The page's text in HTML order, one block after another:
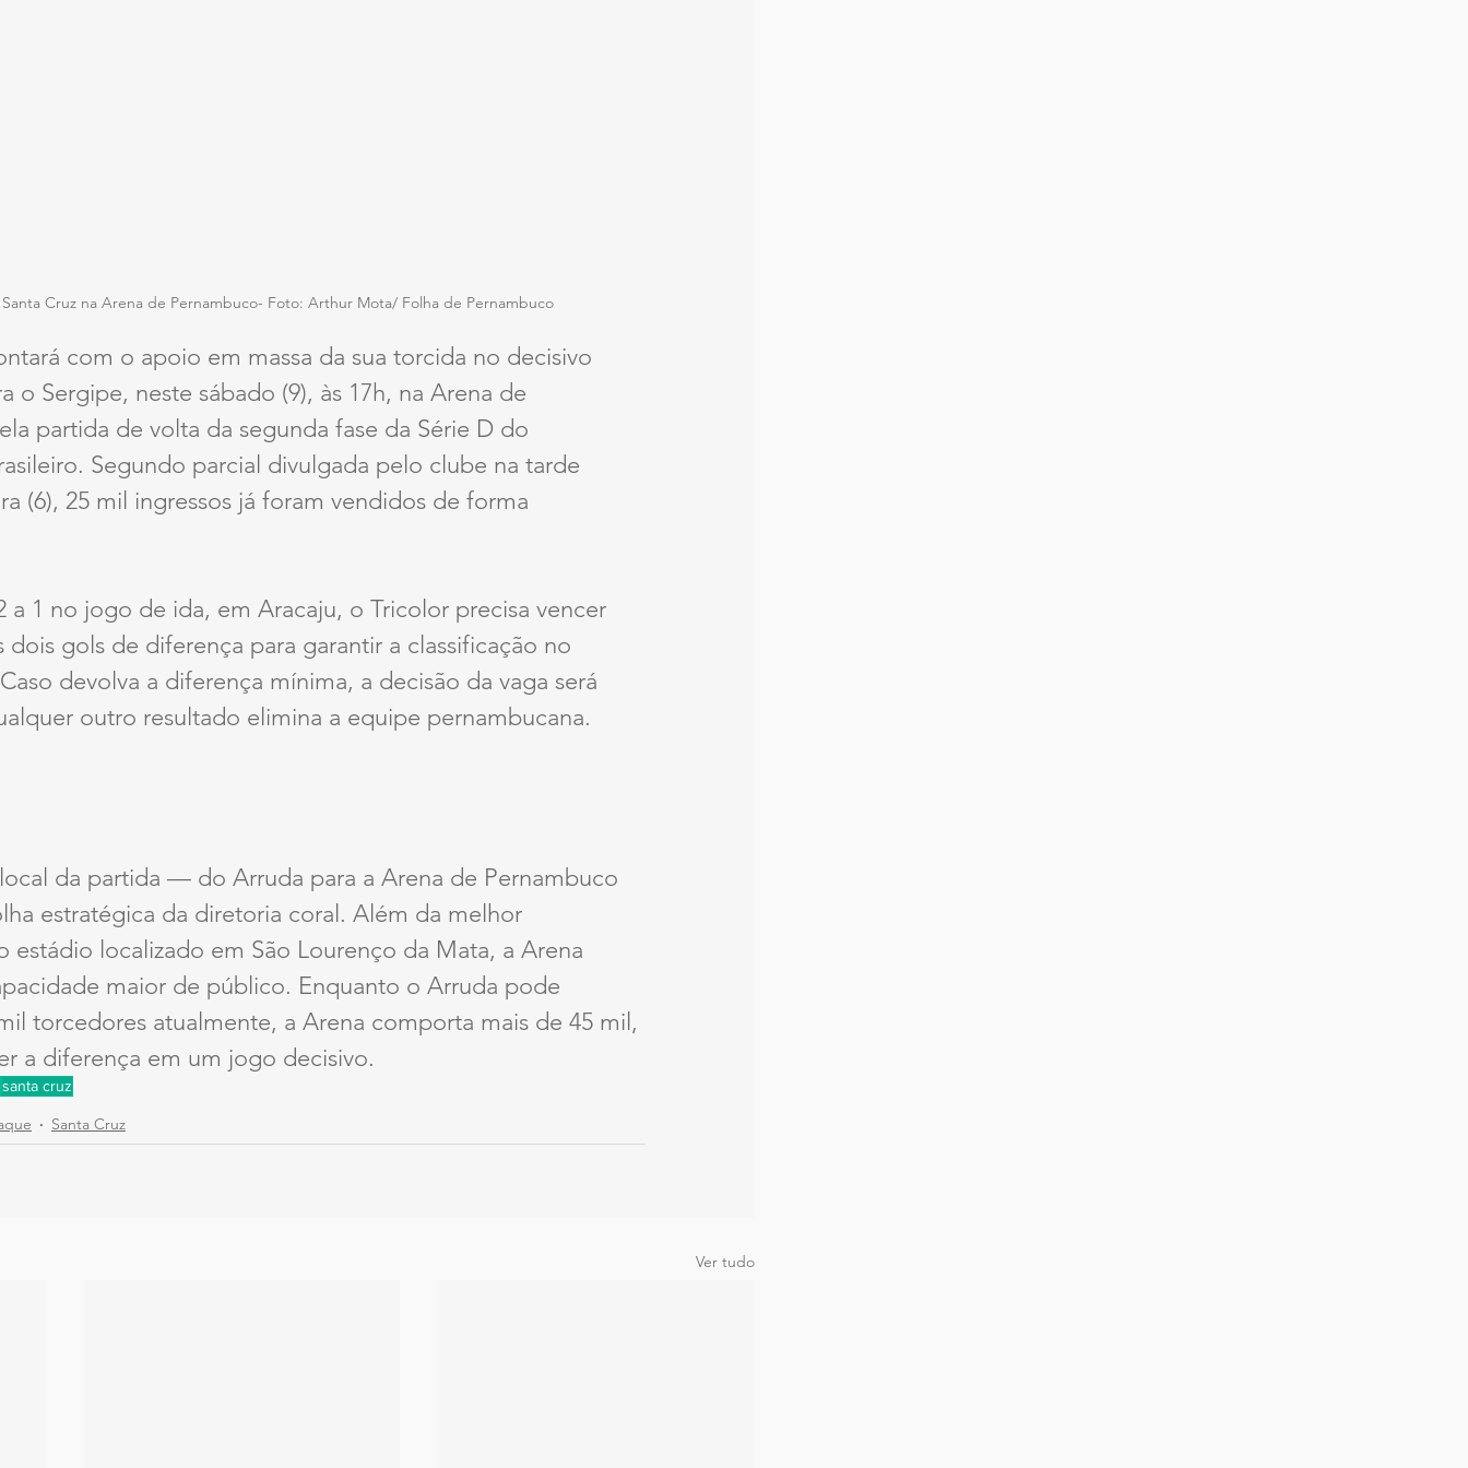
Cruz na Arena de Pernambuco- Foto: Arthur Mota/ Folha de Pernambuco
com o apoio em massa da sua torcida no decisivo
o Sergipe, neste sábado (9), às 17h, na Arena de
partida de volta da segunda fase da Série D do
Segundo parcial divulgada pelo clube na tarde
(6), 25 mil ingressos já foram vendidos de forma
a 1 no jogo de ida, em Aracaju, o Tricolor precisa vencer
gols de diferença para garantir a classificação no
devolva a diferença mínima, a decisão da vaga será
outro resultado elimina a equipe pernambucana.
da partida — do Arruda para a Arena de Pernambuco
estratégica da diretoria coral. Além da melhor
estádio localizado em São Lourenço da Mata, a Arena
maior de público. Enquanto o Arruda pode
torcedores atualmente, a Arena comporta mais de 45 mil,
a diferença em um jogo decisivo.
santa cruz
Santa Cruz
Ver tudo